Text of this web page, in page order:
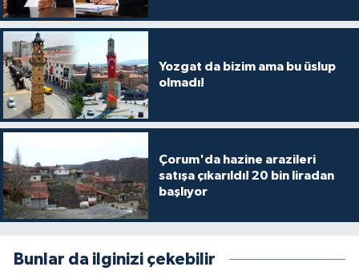
Yozgat da bizim ama bu üslup
olmadı!
Çorum'da hazine arazileri
satışa çıkarıldı! 20 bin liradan
başlıyor
Bunlar da ilginizi çekebilir